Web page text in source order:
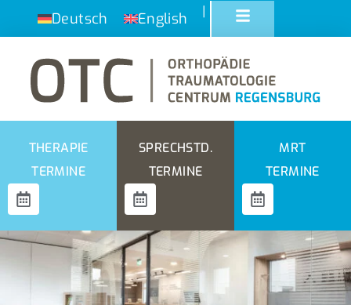
Deutsch English |
THERAPIE
TERMINE
SPRECHSTD.
TERMINE
MRT
TERMINE